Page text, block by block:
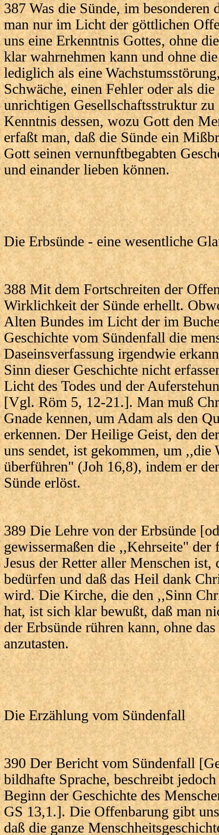
387 Was die Sünde, im besonderen
man nur im Licht der göttlichen
uns eine Erkenntnis Gottes, ohne
klar wahrnehmen kann und ohne
lediglich als eine
Schwäche, einen Fehler oder als
unrichtigen Gesellschaftsstruktur
Kenntnis dessen, wozu Gott den
erfaßt man, daß die Sünde ein
Gott seinen vernunftbegabten
und einander lieben können.
Die Erbsünde - eine wesentliche
388 Mit dem Fortschreiten der
Wirklichkeit der Sünde erhellt.
Alten Bundes im Licht der im
Geschichte vom Sündenfall die
Daseinsverfassung irgendwie
Sinn dieser Geschichte nicht
Licht des Todes und der
[Vgl. Röm 5, 12-21.]. Man muß
Gnade kennen, um Adam als den
erkennen. Der Heilige Geist, den
uns sendet, ist gekommen, um ,,die
überführen" (Joh 16,8), indem er
Sünde erlöst.
389 Die Lehre von der Erbsünde
gewissermaßen die ,,Kehrseite" der
Jesus der Retter aller Menschen ist,
bedürfen und daß das Heil dank
wird. Die Kirche, die den ,,Sinn
hat, ist sich klar bewußt, daß man
der Erbsünde rühren kann, ohne
anzutasten.
Die Erzählung vom Sündenfall
390 Der Bericht vom Sündenfall
bildhafte Sprache, beschreibt
Beginn der Geschichte des
GS 13,1.]. Die Offenbarung gibt
daß die ganze